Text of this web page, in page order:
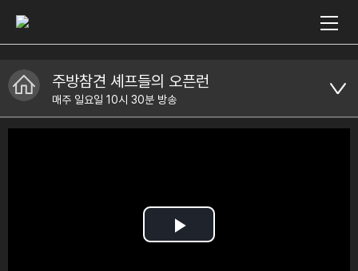
주방참견 셰프들의 오픈런
매주 일요일 10시 30분 방송